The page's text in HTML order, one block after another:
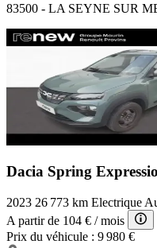
83500 - LA SEYNE SUR
Dacia Spring
2023 26 773 km Electrique
A partir de 104 € / mois
Prix du véhicule : 9 980 €